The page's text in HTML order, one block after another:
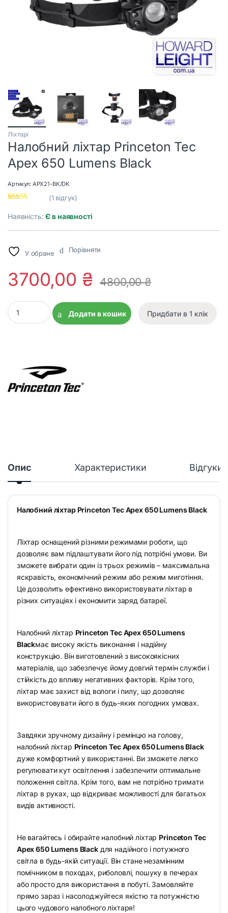
Ліхтарі
Налобний ліхтар Princeton Tec
Apex 650 Lumens Black
Артикул: APX21-BK/DK
5.00з 5 на
основі
опитування
(1 відгук)
Наявність:Є в наявності
У обране Порівняти
3700,00 ₴ 4800,00₴
Налобний ліхтар Princeton Tec Apex 650 Lumens Black quantity
Додати в кошик
Придбати в 1 клік
Опис Характеристики Відгуки
Налобний ліхтар Princeton Tec Apex 650 Lumens Black
Ліхтар оснащений різними режимами роботи, що
дозволяє вам підлаштувати його під потрібні умови. Ви
зможете вибрати один із трьох режимів – максимальна
яскравість, економічний режим або режим миготіння.
Це дозволить ефективно використовувати ліхтар в
різних ситуаціях і економити заряд батареї.
Налобний ліхтар Princeton Tec Apex 650 Lumens
Blackмає високу якість виконання і надійну
конструкцію. Він виготовлений з високоякісних
матеріалів, що забезпечує йому довгий термін служби і
стійкість до впливу негативних факторів. Крім того,
ліхтар має захист від вологи і пилу, що дозволяє
використовувати його в будь-яких погодних умовах.
Завдяки зручному дизайну і ремінцю на голову,
налобний ліхтар Princeton Tec Apex 650 Lumens Black
дуже комфортний у використанні. Ви зможете легко
регулювати кут освітлення і забезпечити оптимальне
положення світла. Крім того, вам не потрібно тримати
ліхтар в руках, що відкриває можливості для багатьох
видів активності.
Не вагайтесь і обирайте налобний ліхтар Princeton Tec
Apex 650 Lumens Blackдля надійного і потужного
світла в будь-якій ситуації. Він стане незамінним
помічником в походах, риболовлі, пошуку в печерах
або просто для використання в побуті. Замовляйте
прямо зараз і насолоджуйтеся якістю та потужністю
цього чудового налобного ліхтаря!